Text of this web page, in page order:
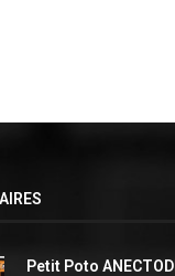
Petit Poto